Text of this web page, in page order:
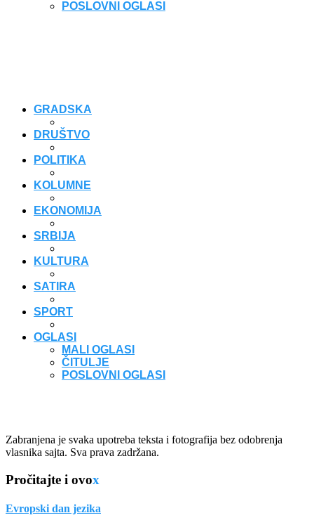
POSLOVNI OGLASI
GRADSKA
DRUŠTVO
POLITIKA
KOLUMNE
EKONOMIJA
SRBIJA
KULTURA
SATIRA
SPORT
OGLASI
MALI OGLASI
ČITULJE
POSLOVNI OGLASI
Zabranjena je svaka upotreba teksta i fotografija bez odobrenja
vlasnika sajta. Sva prava zadržana.
Pročitajte i ovox
Evropski dan jezika